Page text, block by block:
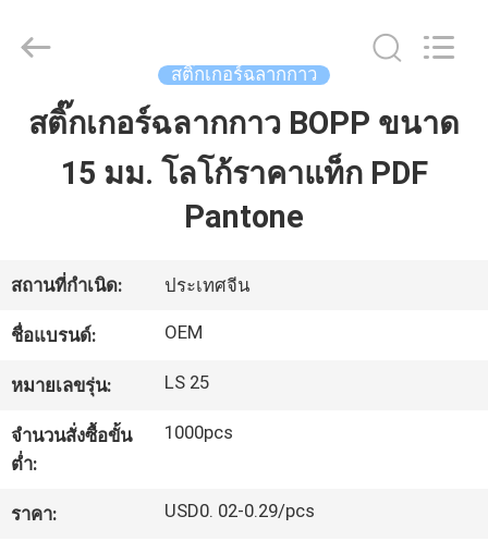
บ้าน
เกี่ยว
กับ
เรา
ทัวร์
โรงงาน
DISPLAY
Reserved.
สติ๊กเกอร์ฉลากกาว
สติ๊กเกอร์ฉลากกาว BOPP ขนาด
15 มม. โลโก้ราคาแท็ก PDF
Pantone
สถานที่กำเนิด: ประเทศจีน
ชื่อแบรนด์: OEM
หมายเลขรุ่น: LS 25
จำนวนสั่งซื้อขั้น
ต่ำ:
1000pcs
ราคา: USD0. 02-0.29/pcs